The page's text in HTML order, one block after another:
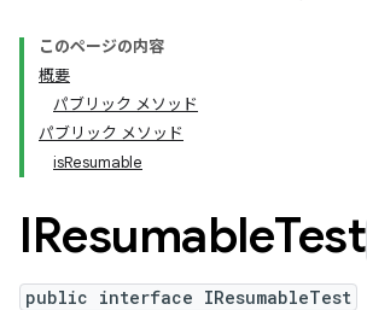
このページの内容
概要
パブリック メソッド
パブリック メソッド
isResumable
IResumableTest
public interface IResumableTest